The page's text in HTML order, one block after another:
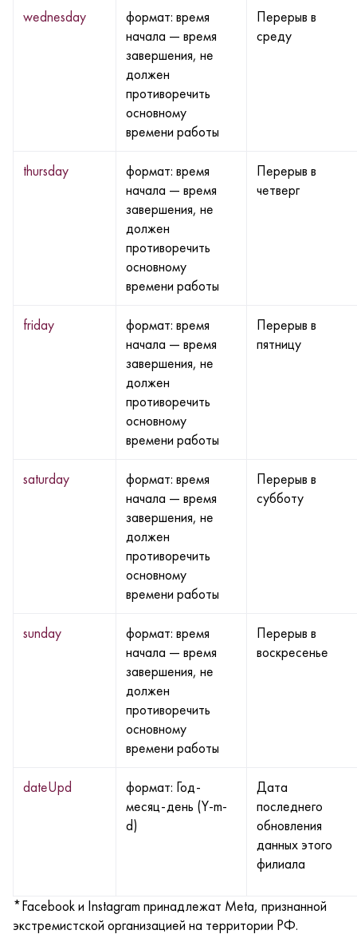
wednesday
формат: время
начала — время
завершения, не
должен
противоречить
основному
времени работы
Перерыв в
среду
thursday
формат: время
начала — время
завершения, не
должен
противоречить
основному
времени работы
Перерыв в
четверг
friday
формат: время
начала — время
завершения, не
должен
противоречить
основному
времени работы
Перерыв в
пятницу
saturday
формат: время
начала — время
завершения, не
должен
противоречить
основному
времени работы
Перерыв в
субботу
sunday
формат: время
начала — время
завершения, не
должен
противоречить
основному
времени работы
Перерыв в
воскресенье
dateUpd
формат: Год-
месяц-день (Y-m-
d)
Дата
последнего
обновления
данных этого
филиала
*Facebook и Instagram принадлежат Meta, признанной
экстремистской организацией на территории РФ.